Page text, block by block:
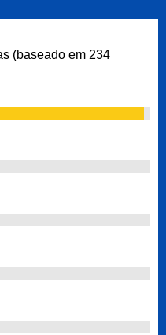
(baseado em 234